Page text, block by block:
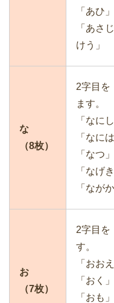
「あひ」
「あさ
けう」
な
（8枚）
2字目を
ます。
「なにし
「なに
「なつ」
「なげ
「なが
お
（7枚）
2字目を
す。
「おお
「おく」
「おも」